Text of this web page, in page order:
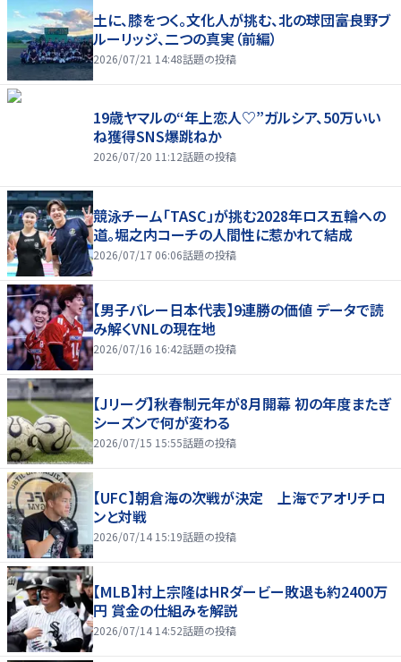
土に、膝をつく。文化人が挑む、北の球団――富良野ブ
ルーリッジ、二つの真実（前編）
2026/07/21 14:48話題の投稿
19歳ヤマルの“年上恋人♡”ガルシア、50万いい
ね獲得SNS爆跳ねか
2026/07/20 11:12話題の投稿
競泳チーム「TASC」が挑む2028年ロス五輪への
道。堀之内コーチの人間性に惹かれて結成
2026/07/17 06:06話題の投稿
【男子バレー日本代表】9連勝の価値 データで読
み解くVNLの現在地
2026/07/16 16:42話題の投稿
【Jリーグ】秋春制元年が8月開幕 初の年度またぎ
シーズンで何が変わる
2026/07/15 15:55話題の投稿
【UFC】朝倉海の次戦が決定 上海でアオリチロ
ンと対戦
2026/07/14 15:19話題の投稿
【MLB】村上宗隆はHRダービー敗退も約2400万
円 賞金の仕組みを解説
2026/07/14 14:52話題の投稿